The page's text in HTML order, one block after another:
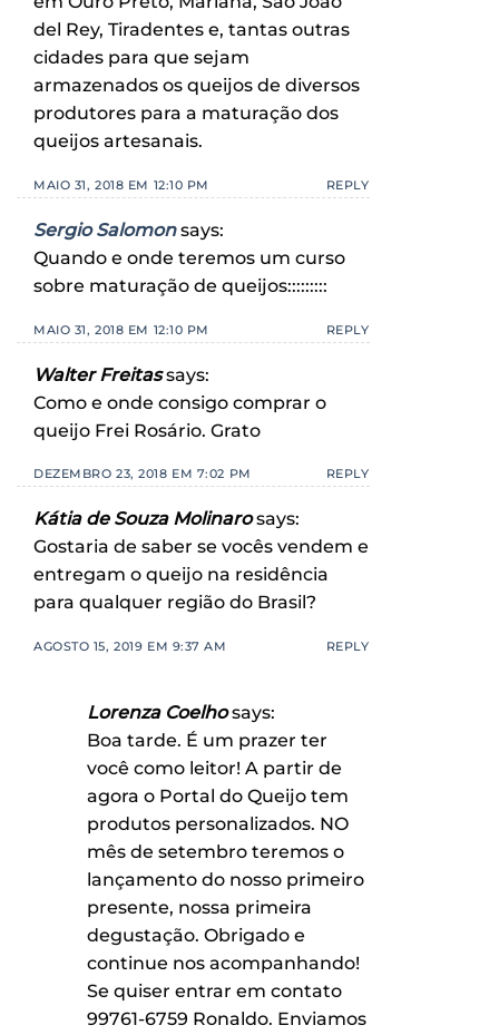
del Rey, Tiradentes e, tantas outras
cidades para que sejam
armazenados os queijos de diversos
produtores para a maturação dos
queijos artesanais.
MAIO 31, 2018 EM 12:10 PM REPLY
Sergio Salomon says:
Quando e onde teremos um curso
sobre maturação de queijos:::::::::
MAIO 31, 2018 EM 12:10 PM REPLY
Walter Freitas says:
Como e onde consigo comprar o
queijo Frei Rosário. Grato
DEZEMBRO 23, 2018 EM 7:02 PM REPLY
Kátia de Souza Molinaro says:
Gostaria de saber se vocês vendem e
entregam o queijo na residência
para qualquer região do Brasil?
AGOSTO 15, 2019 EM 9:37 AM REPLY
Lorenza Coelho says:
Boa tarde. É um prazer ter
você como leitor! A partir de
agora o Portal do Queijo tem
produtos personalizados. NO
mês de setembro teremos o
lançamento do nosso primeiro
presente, nossa primeira
degustação. Obrigado e
continue nos acompanhando!
Se quiser entrar em contato
99761-6759 Ronaldo. Enviamos